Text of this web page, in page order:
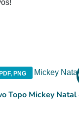
PNG
Topo Mickey Natal